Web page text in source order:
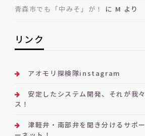
青森市でも「中みそ」が！ に M より
リンク
アオモリ探検隊instagram
安定したシステム開発、それが我
ス！
津軽弁・南部弁を聞き分けるサポ